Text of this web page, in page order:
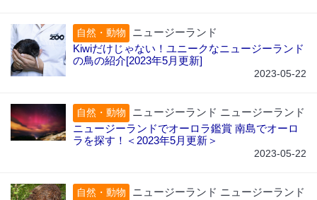
自然・動物
ニュージーランド
Kiwiだけじゃない！ユニークなニュージーランド
の鳥の紹介[2023年5月更新]
2023-05-22
自然・動物
ニュージーランド ニュージーランド
ニュージーランドでオーロラ鑑賞 南島でオーロ
ラを探す！＜2023年5月更新＞
2023-05-22
自然・動物 ニュージーランド ニュージーランド